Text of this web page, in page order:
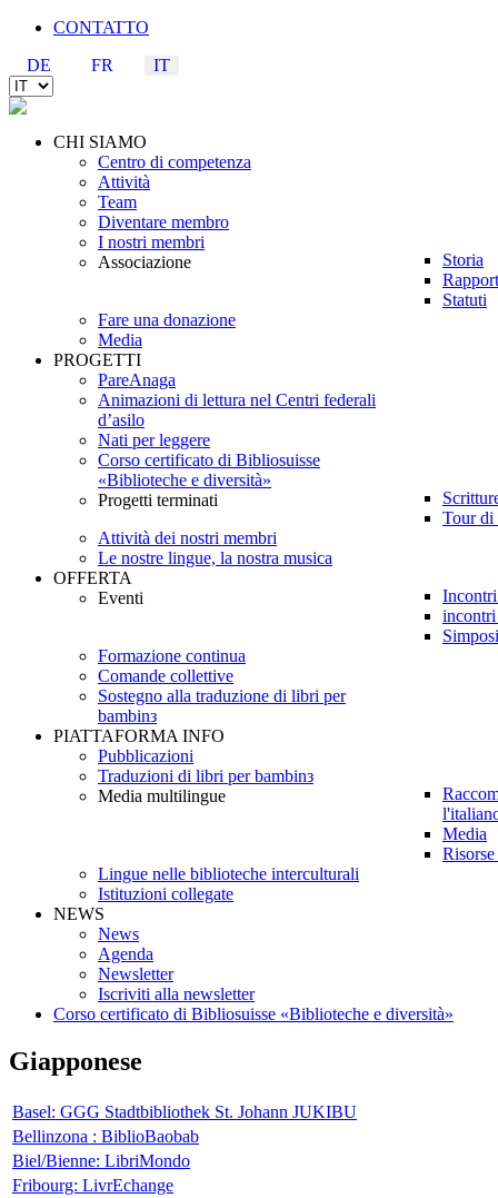
CONTATTO
DE
FR IT
CHI SIAMO
Centro di competenza
Attività
Team
Diventare membro
I nostri membri
Associazione
Storia
Statuti
Fare una donazione
Media
PROGETTI
PareAnaga
Animazioni di lettura nel Centri federali
d’asilo
Nati per leggere
Corso certificato di Bibliosuisse
«Biblioteche e diversità»
Progetti terminati
Tour di
Attività dei nostri membri
Le nostre lingue, la nostra musica
OFFERTA
Eventi
incontri
Simposi
Formazione continua
Comande collettive
Sostegno alla traduzione di libri per
bambinз
PIATTAFORMA INFO
Pubblicazioni
Traduzioni di libri per bambinз
Media multilingue
Media
Lingue nelle biblioteche interculturali
Istituzioni collegate
NEWS
News
Agenda
Newsletter
Iscriviti alla newsletter
Corso certificato di Bibliosuisse «Biblioteche e diversità»
Giapponese
Basel: GGG Stadtbibliothek St. Johann JUKIBU
Bellinzona : BiblioBaobab
Biel/Bienne: LibriMondo
Fribourg: LivrEchange